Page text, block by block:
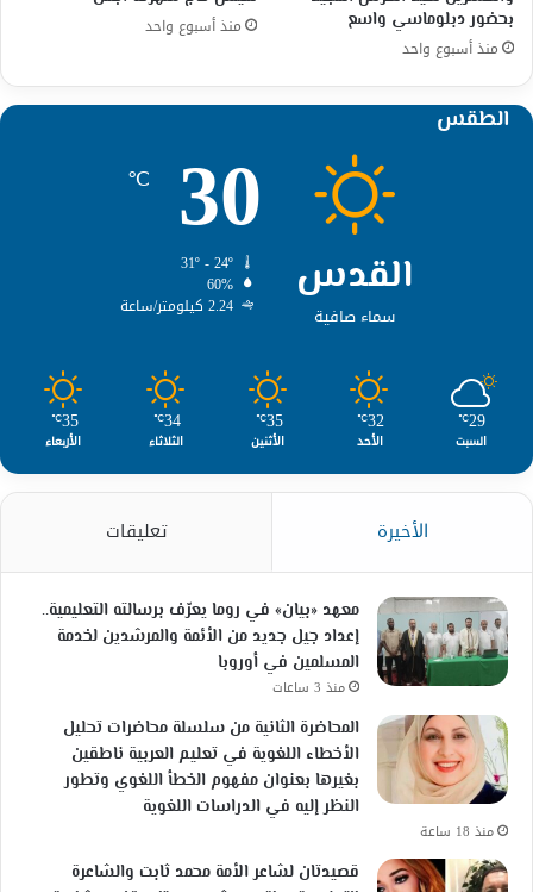
بحضور دبلوماسي واسع
منذ أسبوع واحد
منذ أسبوع واحد
الطقس
القدس
سماء صافية
30
℃
60%
2.24 كيلومتر/ساعة
29
℃
السبت
32
℃
الأحد
35
℃
الأثنين
34
℃
الثلاثاء
35
℃
الأربعاء
الأخيرة تعليقات
معهد «بيان» في روما يعرّف برسالته التعليمية..
إعداد جيل جديد من الأئمة والمرشدين لخدمة
المسلمين في أوروبا
منذ 3 ساعات
المحاضرة الثانية من سلسلة محاضرات تحليل
الأخطاء اللغوية في تعليم العربية ناطقين
بغيرها بعنوان مفهوم الخطأ اللغوي وتطور
النظر إليه في الدراسات اللغوية
منذ 18 ساعة
قصيدتان لشاعر الأمة محمد ثابت والشاعرة